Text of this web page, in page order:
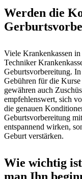
Werden die
Viele Krankenkassen
Techniker
Geburtsvorbereitung.
Gebühren für die
gewähren auch
empfehlenswert, sich
die genauen
Geburtsvorbereitung
entspannend wirken,
Geburt verstärken.
Wie wichtig
man Ihn